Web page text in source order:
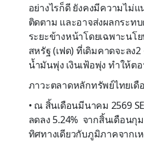
อย่างไรก็ดี ยังคงมีความไม่แ
ติดตาม และอาจส่งผลกระท
ระยะข้างหน้าโดยเฉพาะนโ
สหรัฐ (เฟด) ที่เดิมคาดจะลง
น้ำมันพุ่ง เงินเฟ้อพุ่ง ทำให้
ภาวะตลาดหลักทรัพย์ไทยเดื
• ณ สิ้นเดือนมีนาคม 2569
ลดลง 5.24% จากสิ้นเดือนกุ
ทิศทางเดียวกับภูมิภาคจาก